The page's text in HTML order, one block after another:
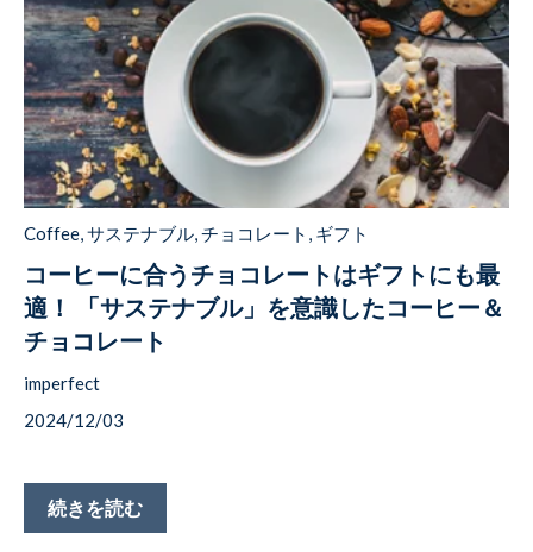
Coffee,サステナブル,チョコレート , ギフト
コーヒーに合うチョコレートはギフトにも最
適！ 「サステナブル」を意識したコーヒー＆
チョコレート
imperfect
2024/12/03
続きを読む